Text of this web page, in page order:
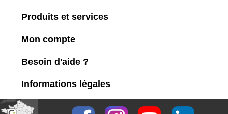
Produits et services
Mon compte
Besoin d'aide ?
Informations légales